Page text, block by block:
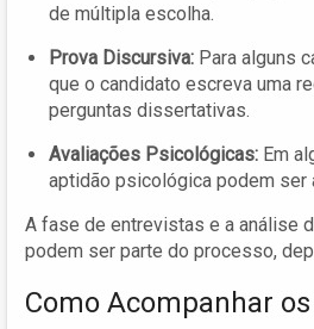
de múltipla escolha.
Prova Discursiva: Para alguns
que o candidato escreva uma
perguntas dissertativas.
Avaliações Psicológicas: Em
aptidão psicológica podem ser
A fase de entrevistas e a análise
podem ser parte do processo,
Como Acompanhar